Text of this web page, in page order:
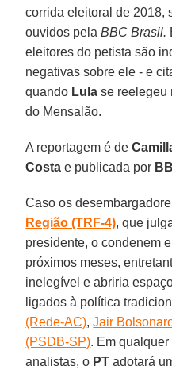
corrida eleitoral de 2018,
ouvidos pelaBBC Brasil.
eleitores do petista são
negativas sobre ele - e
quando Lula se reelegeu
do Mensalão.
A reportagem é de
Costa e publicada por
Caso os
Região (TRF-4), que
presidente, o condenem
próximos meses,
inelegível e abriria
ligados à política
(Rede-AC),Jair
(PSDB-SP). Em
analistas, o PT adotará